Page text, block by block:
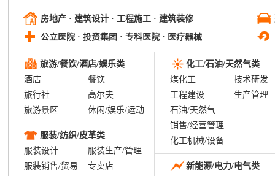
房地产 · 建筑设计 · 工程施工 · 建筑装修
公立医院 · 投资集团 · 专科医院 · 医疗器械
旅游/餐饮/酒店/娱乐类
酒店
餐饮
旅行社
高尔夫
旅游景区
休闲/娱乐/运动
服装/纺织/皮革类
服装设计
服装生产/管理
服装销售/贸易
专卖店
化工/石油/天然气类
煤化工
技术研发
工程建设
生产管理
石油/天然气
销售/经营管理
化工机械/设备
新能源/电力/电气类